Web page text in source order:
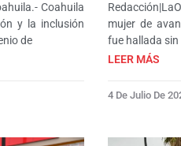
Coahuila
y la inclusión
de
mujer de
fue hallada sin
LEER MÁS
4 De Julio De